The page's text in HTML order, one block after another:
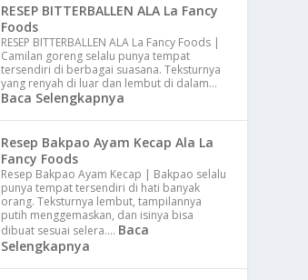
RESEP BITTERBALLEN ALA La Fancy
Foods
RESEP BITTERBALLEN ALA La Fancy Foods |
Camilan goreng selalu punya tempat
tersendiri di berbagai suasana. Teksturnya
yang renyah di luar dan lembut di dalam…
Baca Selengkapnya
Resep Bakpao Ayam Kecap Ala La
Fancy Foods
Resep Bakpao Ayam Kecap | Bakpao selalu
punya tempat tersendiri di hati banyak
orang. Teksturnya lembut, tampilannya
putih menggemaskan, dan isinya bisa
dibuat sesuai selera.… Baca
Selengkapnya